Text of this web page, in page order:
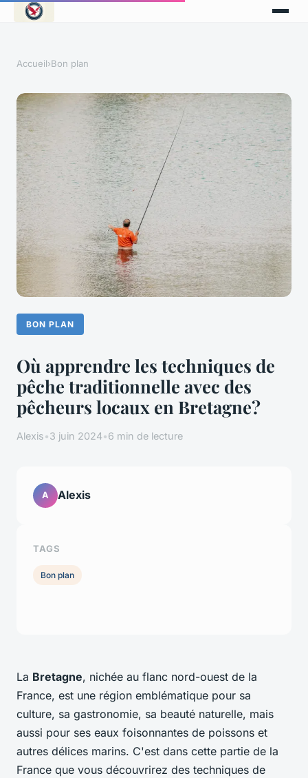
Accueil›Bon plan
BON PLAN
Où apprendre les techniques de
pêche traditionnelle avec des
pêcheurs locaux en Bretagne?
Alexis•3 juin 2024•6 min de lecture
La Bretagne, nichée au flanc nord-ouest de la
France, est une région emblématique pour sa
culture, sa gastronomie, sa beauté naturelle, mais
aussi pour ses eaux foisonnantes de poissons et
autres délices marins. C'est dans cette partie de la
France que vous découvrirez des techniques de
A Alexis
TAGS
Bon plan